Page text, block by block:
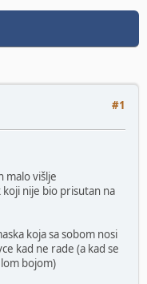
#1
malo višlje
nije bio prisutan na
koja sa sobom nosi
kad ne rade (a kad se
bojom)